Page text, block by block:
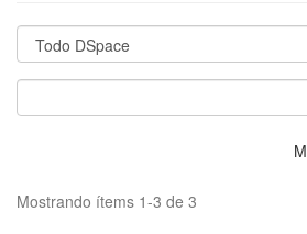
Mostrando ítems 1-3 de 3